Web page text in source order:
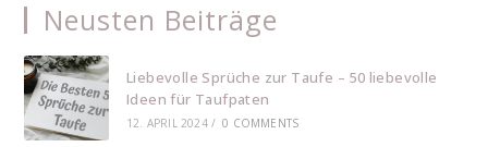
Neusten Beiträge
Liebevolle Sprüche zur Taufe – 50 liebevolle
Ideen für Taufpaten
12. APRIL 2024 / 0 COMMENTS